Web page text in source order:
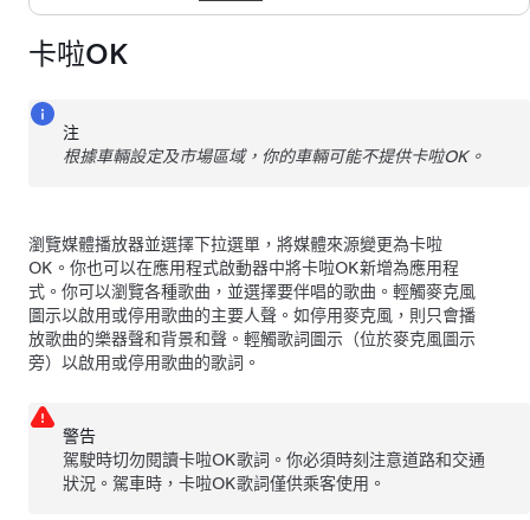
卡啦OK
注
根據車輛設定及市場區域，你的車輛可能不提供卡啦OK。
瀏覽媒體播放器並選擇下拉選單，將媒體來源變更為卡啦
OK。你也可以在應用程式啟動器中將卡啦OK新增為應用程
式。你可以瀏覽各種歌曲，並選擇要伴唱的歌曲。輕觸麥克風
圖示以啟用或停用歌曲的主要人聲。如停用麥克風，則只會播
放歌曲的樂器聲和背景和聲。輕觸歌詞圖示（位於麥克風圖示
旁）以啟用或停用歌曲的歌詞。
警告
駕駛時切勿閱讀卡啦OK歌詞。你必須時刻注意道路和交通
狀況。駕車時，卡啦OK歌詞僅供乘客使用。